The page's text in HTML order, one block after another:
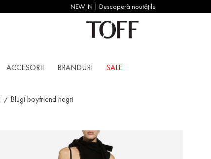
NEW IN | Descoperă noutățile
ACCESORII BRANDURI SALE
Blugi boyfriend negri